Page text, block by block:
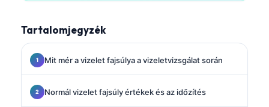
Tartalomjegyzék
Mit mér a vizelet fajsúlya a vizeletvizsgálat során
Normál vizelet fajsúly értékek és az időzítés